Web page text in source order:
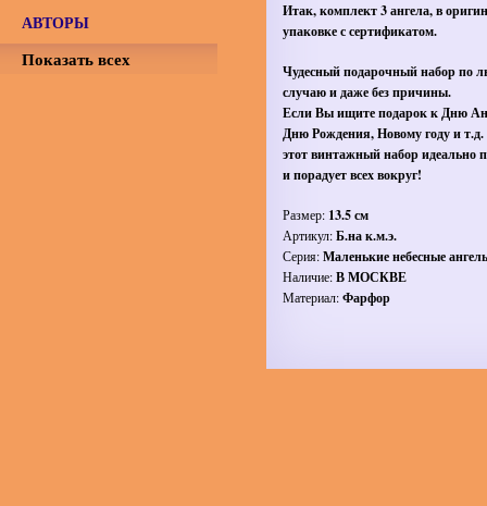
Итак, комплект 3 ангела, в
упаковке с сертификатом.
Чудесный подарочный набор по
случаю и даже без причины.
Если Вы ищите подарок к Дню
Дню Рождения, Новому году и т.д.
этот винтажный набор идеально
и порадует всех вокруг!
Размер: 13.5 см
Артикул:Б.на к.м.э.
Серия:Маленькие небесные
Наличие:В МОСКВЕ
Материал:Фарфор
АВТОРЫ
Показать всех